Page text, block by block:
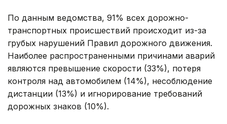
По данным ведомства, 91% всех дорожно-
транспортных происшествий происходит из-за
грубых нарушений Правил дорожного движения.
Наиболее распространенными причинами аварий
являются превышение скорости (33%), потеря
контроля над автомобилем (14%), несоблюдение
дистанции (13%) и игнорирование требований
дорожных знаков (10%).